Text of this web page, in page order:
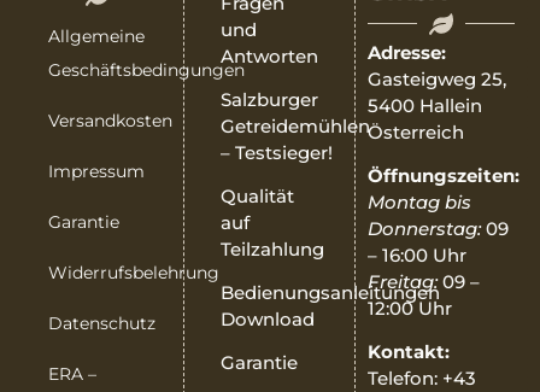
Allgemeine
Geschäftsbedingungen
Versandkosten
Impressum
Garantie
Widerrufsbelehrung
Datenschutz
ERA –
und
Antworten
Salzburger
Getreidemühlen
– Testsieger!
Qualität
auf
Teilzahlung
Bedienungsanleitungen
Download
Garantie
Adresse:
Gasteigweg 25,
5400 Hallein
Österreich
Öffnungszeiten:
Montag bis
Donnerstag:09
– 16:00 Uhr
Freitag:09 –
12:00 Uhr
Kontakt:
Telefon: +43